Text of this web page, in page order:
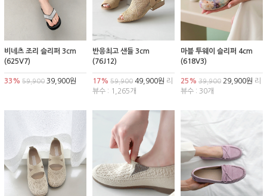
비네츠 조리 슬리퍼 3cm
(625V7)
33% 59,900 39,900원
반응최고 샌들 3cm
(76J12)
17% 59,90049,900원 리
뷰수 : 1,265개
마블 투웨이 슬리퍼 4cm
(618V3)
25% 39,90029,900원 리
뷰수 : 30개